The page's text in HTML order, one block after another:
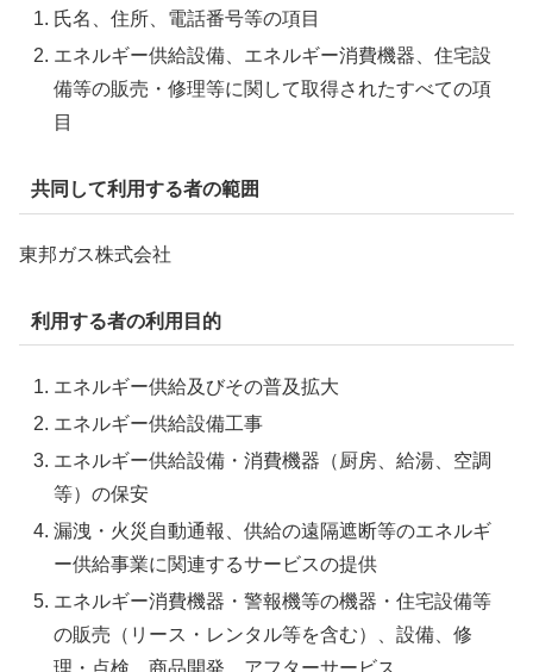
氏名、住所、電話番号等の項目
エネルギー供給設備、エネルギー消費機器、住宅設
備等の販売・修理等に関して取得されたすべての項
目
共同して利用する者の範囲
東邦ガス株式会社
利用する者の利用目的
エネルギー供給及びその普及拡大
エネルギー供給設備工事
エネルギー供給設備・消費機器（厨房、給湯、空調
等）の保安
漏洩・火災自動通報、供給の遠隔遮断等のエネルギ
ー供給事業に関連するサービスの提供
エネルギー消費機器・警報機等の機器・住宅設備等
の販売（リース・レンタル等を含む）、設備、修